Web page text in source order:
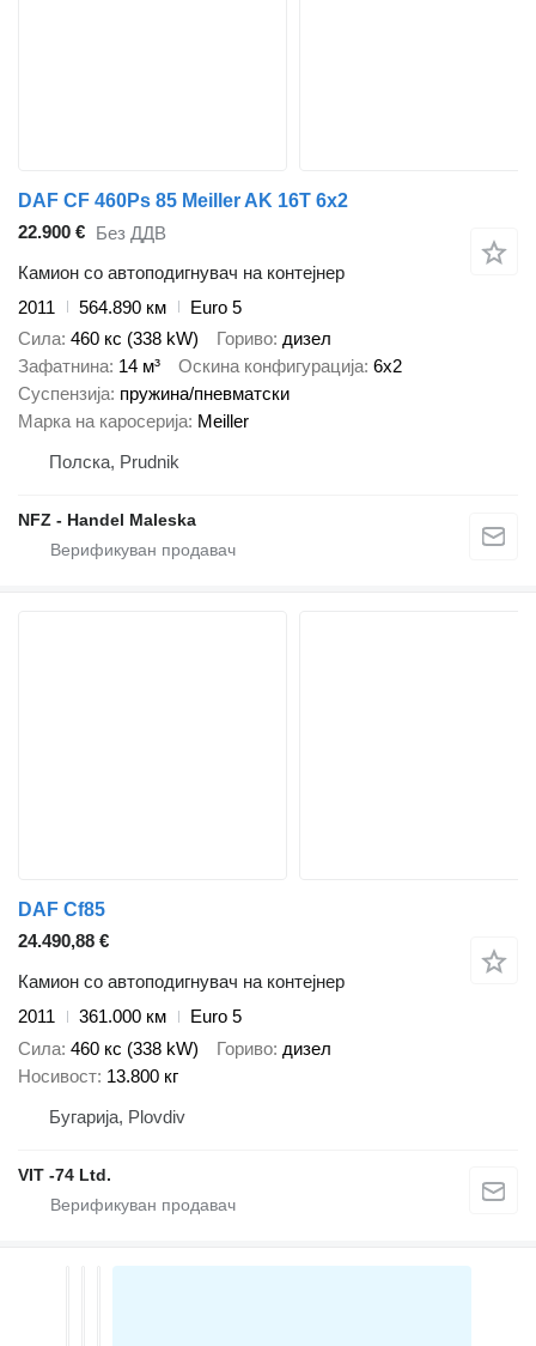
DAF CF 460Ps 85 Meiller AK 16T 6x2
22.900 € Без ДДВ
Камион со автоподигнувач на контејнер
2011
564.890 км
Euro 5
Сила 460 кс (338 kW) Гориво дизел
Зафатнина 14 м³ Оскина конфигурација 6x2
Суспензија пружина/пневматски
Марка на каросерија Meiller
Полска, Prudnik
NFZ - Handel Maleska
DAF Cf85
24.490,88 €
Камион со автоподигнувач на контејнер
2011
361.000 км
Euro 5
Сила 460 кс (338 kW) Гориво дизел
Носивост 13.800 кг
Бугарија, Plovdiv
VIT -74 Ltd.